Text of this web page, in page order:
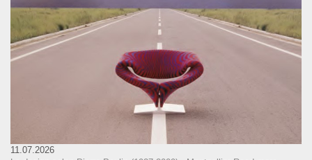
11.07.2026